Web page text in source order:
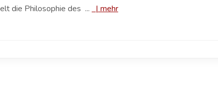
die Philosophie des ... |mehr